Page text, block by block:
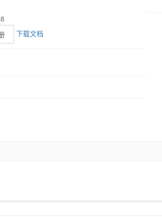
下载文档